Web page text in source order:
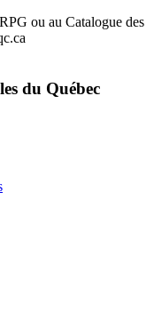
ou au Catalogue des
du Québec